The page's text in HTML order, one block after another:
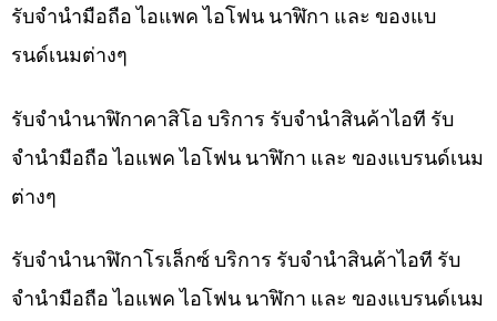
รับจำนำมือถือ ไอแพค ไอโฟน นาฬิกา และ ของแบ
รนด์เนมต่างๆ
รับจำนำนาฬิกาคาสิโอ บริการ รับจำนำสินค้าไอที รับ
จำนำมือถือ ไอแพค ไอโฟน นาฬิกา และ ของแบรนด์เนม
ต่างๆ
รับจำนำนาฬิกาโรเล็กซ์ บริการ รับจำนำสินค้าไอที รับ
จำนำมือถือ ไอแพค ไอโฟน นาฬิกา และ ของแบรนด์เนม